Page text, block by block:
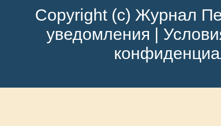
Copyright (c) Журнал
уведомления |